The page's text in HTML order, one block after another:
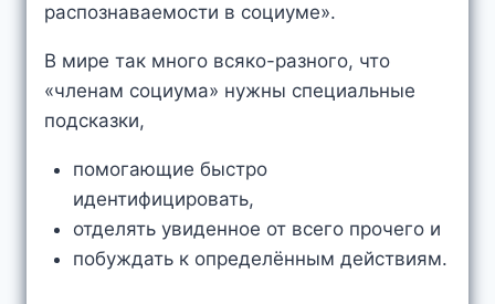
распознаваемости в социуме».
В мире так много всяко-разного, что
«членам социума» нужны специальные
подсказки,
помогающие быстро
идентифицировать,
отделять увиденное от всего прочего и
побуждать к определённым действиям.